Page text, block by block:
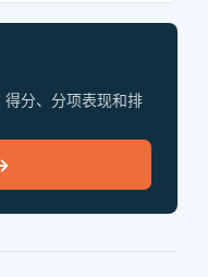
分、分项表现和排